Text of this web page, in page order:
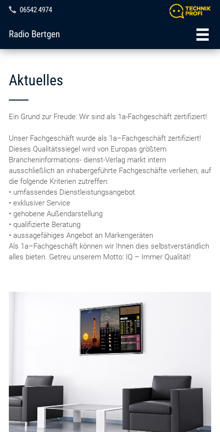
06542 4974
Radio Bertgen
Aktuelles
Ein Grund zur Freude: Wir sind als 1a-Fachgeschäft zertifiziert!
Unser Fachgeschäft wurde als 1a–Fachgeschäft zertifiziert!
Dieses Qualitätssiegel wird von Europas größtem
Brancheninformations- dienst-Verlag markt intern
ausschließlich an inhabergeführte Fachgeschäfte verliehen, auf
die folgende Kriterien zutreffen:
• umfassendes Dienstleistungsangebot
• exklusiver Service
• gehobene Außendarstellung
• qualifizierte Beratung
• aussagefähiges Angebot an Markengeräten
Als 1a–Fachgeschäft können wir Ihnen dies selbstverständlich
alles bieten. Getreu unserem Motto: IQ – Immer Qualität!